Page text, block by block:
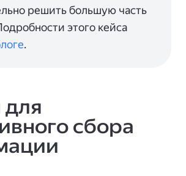
решить большую часть
этого кейса
.
сбора